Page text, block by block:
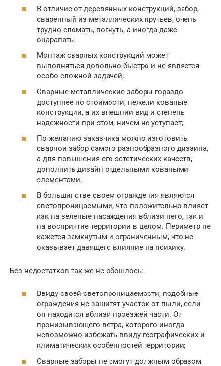
В отличие от деревянных конструкций, забор,
сваренный из металлических прутьев, очень
трудно сломать, погнуть, а иногда даже
оцарапать;
Монтаж сварных конструкций может
выполняться довольно быстро и не является
особо сложной задачей;
Сварные металлические заборы гораздо
доступнее по стоимости, нежели кованые
конструкции, а их внешний вид и степень
надежности при этом, ничем не уступает;
По желанию заказчика можно изготовить
сварной забор самого разнообразного дизайна,
а для повышения его эстетических качеств,
дополнить дизайн отдельными коваными
элементами;
В большинстве своем ограждения являются
светопроницаемыми, что положительно влияет
как на зеленые насаждения вблизи него, так и
на восприятие территории в целом. Периметр не
кажется замкнутым и ограниченным, что не
оказывает давящего влияние на психику.
Без недостатков так же не обошлось:
Ввиду своей светопроницаемости, подобные
ограждения не защитят участок от пыли, если
он находится вблизи проезжей части. От
пронизывающего ветра, которого иногда
невозможно избежать ввиду географических и
климатических особенностей территории;
Сварные заборы не смогут должным образом